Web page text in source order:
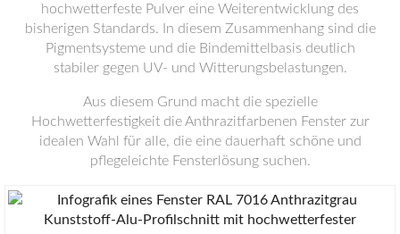
hochwetterfeste Pulver eine Weiterentwicklung des
bisherigen Standards. In diesem Zusammenhang sind die
Pigmentsysteme und die Bindemittelbasis deutlich
stabiler gegen UV- und Witterungsbelastungen.
Aus diesem Grund macht die spezielle
Hochwetterfestigkeit die Anthrazitfarbenen Fenster zur
idealen Wahl für alle, die eine dauerhaft schöne und
pflegeleichte Fensterlösung suchen.